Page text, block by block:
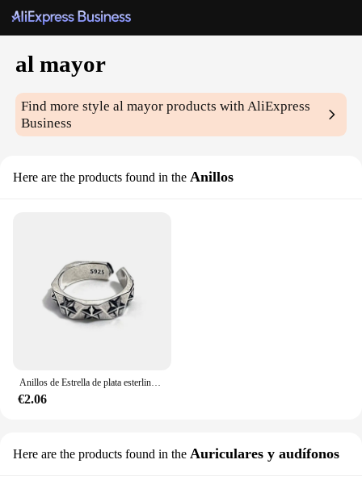
al mayor
Find more styleal mayor products with AliExpress
Business
Here are the products found in the Anillos
Anillos de Estrella de plata esterlina 925 para mujer, joyería de diseñador de lujo, productos de tendencia, accesorios, venta al por mayor
€2.06
Here are the products found in the Auriculares y audífonos